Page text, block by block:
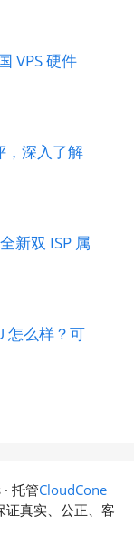
VPS 硬件
，深入了解
新双 ISP 属
怎么样？可
托管CloudCone
证真实、公正、客